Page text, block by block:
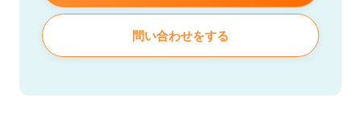
問い合わせをする